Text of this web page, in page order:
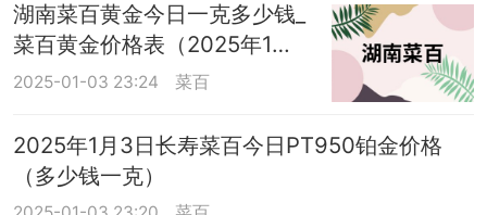
湖南菜百黄金今日一克多少钱_
菜百黄金价格表（2025年1月3
日）
2025-01-03 23:24 菜百
2025年1月3日长寿菜百今日PT950铂金价格
（多少钱一克）